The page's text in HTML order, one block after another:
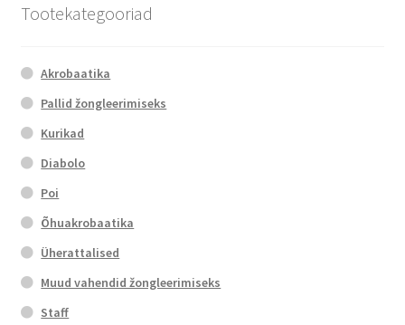
Tootekategooriad
Akrobaatika
Pallid žongleerimiseks
Kurikad
Diabolo
Poi
Õhuakrobaatika
Üherattalised
Muud vahendid žongleerimiseks
Staff